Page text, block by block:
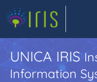
UNICA IRIS
Information